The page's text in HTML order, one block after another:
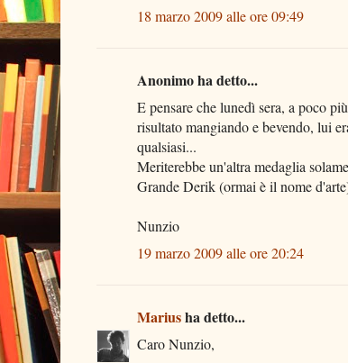
18 marzo 2009 alle ore 09:49
Anonimo ha detto...
E pensare che lunedì sera, a poco
risultato mangiando e bevendo, lui
qualsiasi...
Meriterebbe un'altra medaglia
Grande Derik (ormai è il nome
Nunzio
19 marzo 2009 alle ore 20:24
Mariusha detto...
Caro Nunzio,